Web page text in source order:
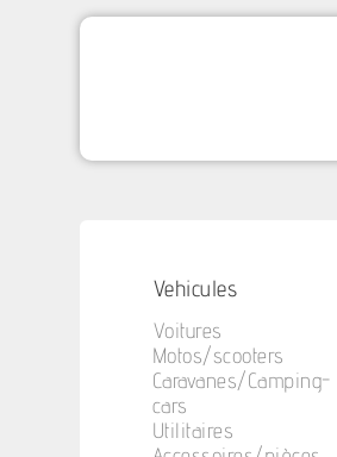
Vehicules
Voitures
Motos/scooters
Caravanes/Camping-
cars
Utilitaires